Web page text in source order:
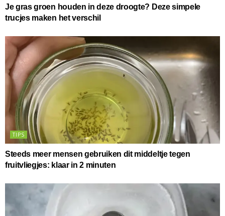
Je gras groen houden in deze droogte? Deze simpele
trucjes maken het verschil
TIPS
Steeds meer mensen gebruiken dit middeltje tegen
fruitvliegjes: klaar in 2 minuten